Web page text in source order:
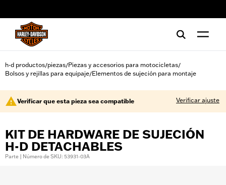
h-d productos/piezas/Piezas y accesorios para motocicletas/
Bolsos y rejillas para equipaje/Elementos de sujeción para montaje
Verificar que esta pieza sea compatible Verificar ajuste
KIT DE HARDWARE DE SUJECIÓN
H-D DETACHABLES
Parte | Número de SKU: 53931-03A